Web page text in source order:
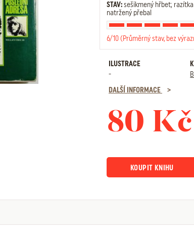
STAV:sešikmený hřbet;
natržený přebal
6/10 (Průměrný stav, bez
ILUSTRACE
-
DALŠÍ INFORMACE
80 Kč
KOUPIT KNIHU